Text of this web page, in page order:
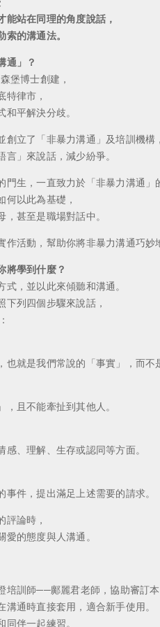
站在同理的角度說話，
的溝通法。
」？
堡博士創建，
特律市，
平解決分歧。
立了「非暴力溝通」及培訓機構，
」來說話，減少紛爭。
生，一直致力於「非暴力溝通」
何以此為基礎，
甚至是職場對話中。
活動，幫助你將非暴力溝通巧妙
學到什麼？
，並以此來傾聽和溝通。
列四個步驟來說話，
就是我們常說的「事實」，而不
且不能牽扯到其他人。
、理解、生存或認同等方面。
件，提出滿足上述需要的請求。
評論時，
的態度與人溝通。
訓師──鄺麗君老師，協助審訂本
通時直接套用，適合新手使用。
伴一起練習。